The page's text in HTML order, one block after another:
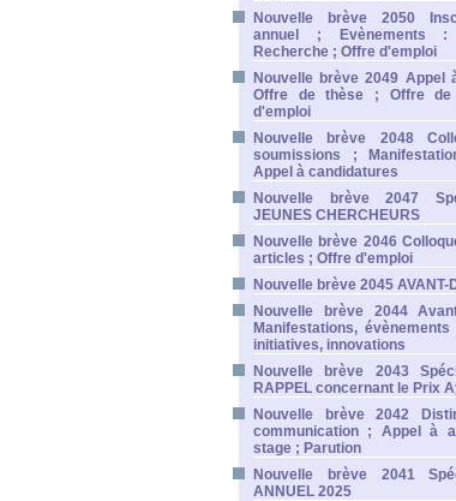
Nouvelle brève 2050
annuel ; Evènements :
Recherche ; Offre d'emploi
Nouvelle brève 2049 Appel
Offre de thèse ; Offre
d'emploi
Nouvelle brève 2048
soumissions ;
Appel à candidatures
Nouvelle brève 2047
JEUNES CHERCHEURS
Nouvelle brève 2046
articles ; Offre d'emploi
Nouvelle brève 2045 AVANT-
Nouvelle brève 2044
Manifestations,
initiatives, innovations
Nouvelle brève 2043
RAPPEL concernant le Prix
Nouvelle brève 2042
communication ; Appel à
stage ; Parution
Nouvelle brève 2041
ANNUEL 2025